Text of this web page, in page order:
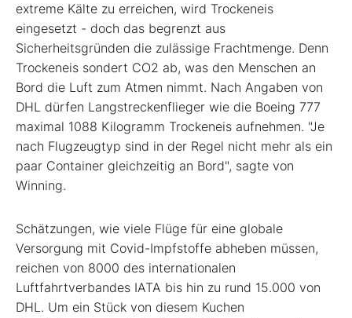
extreme Kälte zu erreichen, wird Trockeneis
eingesetzt - doch das begrenzt aus
Sicherheitsgründen die zulässige Frachtmenge. Denn
Trockeneis sondert CO2 ab, was den Menschen an
Bord die Luft zum Atmen nimmt. Nach Angaben von
DHL dürfen Langstreckenflieger wie die Boeing 777
maximal 1088 Kilogramm Trockeneis aufnehmen. "Je
nach Flugzeugtyp sind in der Regel nicht mehr als ein
paar Container gleichzeitig an Bord", sagte von
Winning.
Schätzungen, wie viele Flüge für eine globale
Versorgung mit Covid-Impfstoffe abheben müssen,
reichen von 8000 des internationalen
Luftfahrtverbandes IATA bis hin zu rund 15.000 von
DHL. Um ein Stück von diesem Kuchen